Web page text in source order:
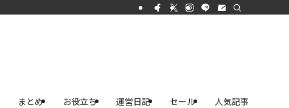
まとめ お役立ち 運営日記 セール 人気記事